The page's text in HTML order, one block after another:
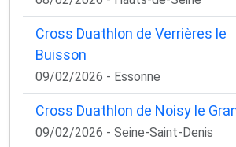
Cross Duathlon de Verrières le
Buisson
09/02/2026 - Essonne
Cross Duathlon de Noisy le
09/02/2026 - Seine-Saint-Denis